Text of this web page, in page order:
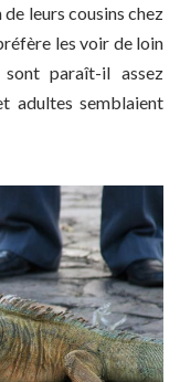
leurs cousins chez
préfère les voir de loin
paraît-il assez
adultes semblaient